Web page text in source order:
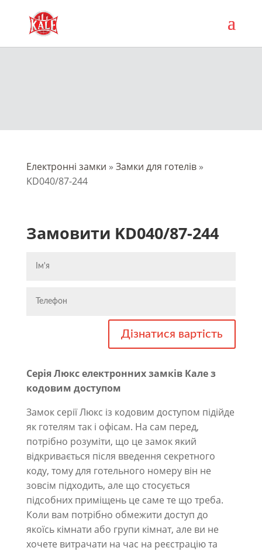
Електронні замки » Замки для готелів»
KD040/87-244
Замовити KD040/87-244
Дізнатися вартість
Cерія Люкс електронних замків Кале з
кодовим доступом
Замок серії Люкс із кодовим доступом підійде
як готелям так і офісам. На сам перед,
потрібно розуміти, що це замок який
відкривається після введення секретного
коду, тому для готельного номеру він не
зовсім підходить, але що стосується
підсобних приміщень це саме те що треба.
Коли вам потрібно обмежити доступ до
якоїсь кімнати або групи кімнат, але ви не
хочете витрачати на час на реєстрацію та